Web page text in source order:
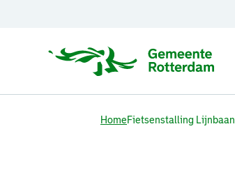
HomeFietsenstalling Lijnbaan